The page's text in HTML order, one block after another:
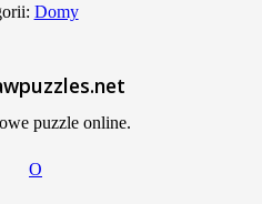
Domy
puzzle online.
O